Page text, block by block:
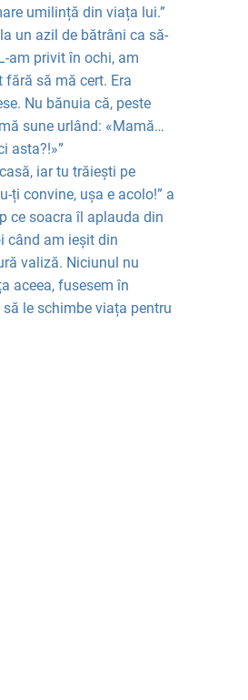
umilință din viața lui.”
un azil de bătrâni ca să-
am privit în ochi, am
să mă cert. Era
Nu bănuia că, peste
sune urlând: «Mamă…
asta?!»”
iar tu trăiești pe
ți convine, ușa e acolo!” a
ce soacra îl aplauda din
când am ieșit din
valiză. Niciunul nu
aceea, fusesem în
le schimbe viața pentru